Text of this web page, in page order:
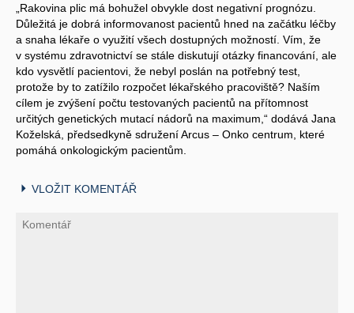
„Rakovina plic má bohužel obvykle dost negativní prognózu.
Důležitá je dobrá informovanost pacientů hned na začátku léčby
a snaha lékaře o využití všech dostupných možností. Vím, že
v systému zdravotnictví se stále diskutují otázky financování, ale
kdo vysvětlí pacientovi, že nebyl poslán na potřebný test,
protože by to zatížilo rozpočet lékařského pracoviště? Naším
cílem je zvýšení počtu testovaných pacientů na přítomnost
určitých genetických mutací nádorů na maximum,“ dodává Jana
Koželská, předsedkyně sdružení Arcus – Onko centrum, které
pomáhá onkologickým pacientům.
VLOŽIT KOMENTÁŘ